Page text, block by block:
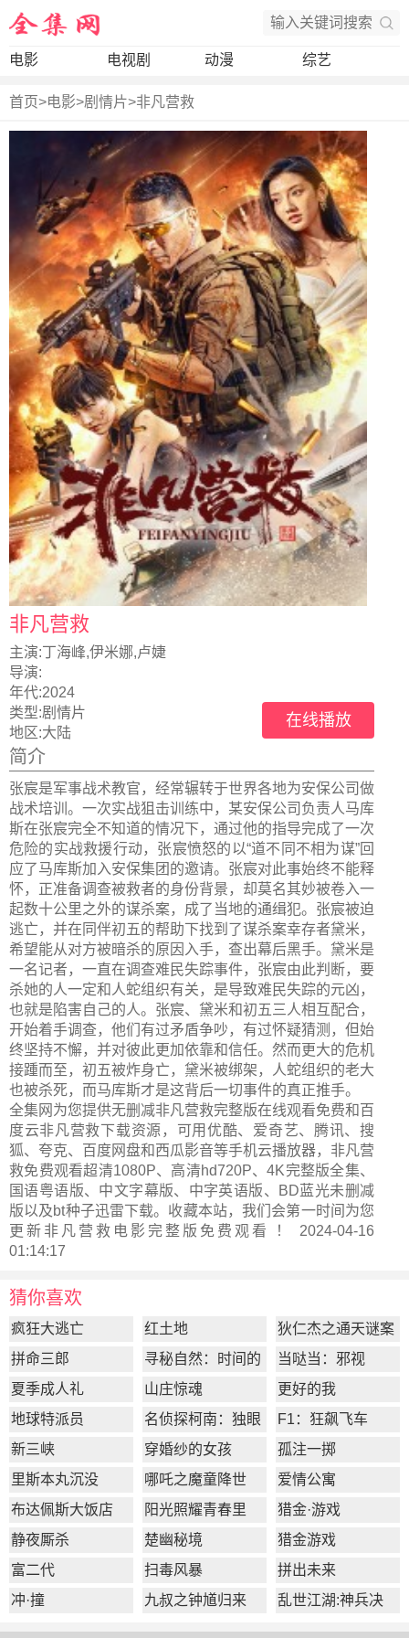
电影 电视剧 动漫 综艺
首页>电影>剧情片>非凡营救
非凡营救
主演:丁海峰,伊米娜,卢婕
导演:
年代:2024
类型:剧情片
地区:大陆
在线播放
简介
张宸是军事战术教官，经常辗转于世界各地为安保公司做
战术培训。一次实战狙击训练中，某安保公司负责人马库
斯在张宸完全不知道的情况下，通过他的指导完成了一次
危险的实战救援行动，张宸愤怒的以“道不同不相为谋”回
应了马库斯加入安保集团的邀请。张宸对此事始终不能释
怀，正准备调查被救者的身份背景，却莫名其妙被卷入一
起数十公里之外的谋杀案，成了当地的通缉犯。张宸被迫
逃亡，并在同伴初五的帮助下找到了谋杀案幸存者黛米，
希望能从对方被暗杀的原因入手，查出幕后黑手。黛米是
一名记者，一直在调查难民失踪事件，张宸由此判断，要
杀她的人一定和人蛇组织有关，是导致难民失踪的元凶，
也就是陷害自己的人。张宸、黛米和初五三人相互配合，
开始着手调查，他们有过矛盾争吵，有过怀疑猜测，但始
终坚持不懈，并对彼此更加依靠和信任。然而更大的危机
接踵而至，初五被炸身亡，黛米被绑架，人蛇组织的老大
也被杀死，而马库斯才是这背后一切事件的真正推手。
全集网为您提供无删减非凡营救完整版在线观看免费和百
度云非凡营救下载资源，可用优酷、爱奇艺、腾讯、搜
狐、夸克、百度网盘和西瓜影音等手机云播放器，非凡营
救免费观看超清1080P、高清hd720P、4K完整版全集、
国语粤语版、中文字幕版、中字英语版、BD蓝光未删减
版以及bt种子迅雷下载。收藏本站，我们会第一时间为您
更新 非凡营救电影完整版 免费观看 ！ 2024-04-16
01:14:17
猜你喜欢
疯狂大逃亡 红土地
狄仁杰之通天谜案
拼命三郎
寻秘自然：时间的
形状
当哒当：邪视
夏季成人礼
山庄惊魂
更好的我
地球特派员
名侦探柯南：独眼
的残像
F1：狂飙飞车
新三峡
穿婚纱的女孩
孤注一掷
里斯本丸沉没
哪吒之魔童降世
爱情公寓
布达佩斯大饭店
阳光照耀青春里
猎金·游戏
静夜厮杀
楚幽秘境
猎金游戏
富二代
扫毒风暴
拼出未来
冲·撞
九叔之钟馗归来 乱世江湖:神兵决